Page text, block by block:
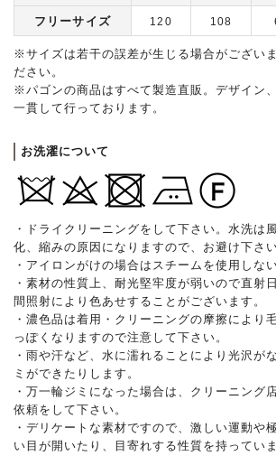
フリーサイズ 120 108
※サイズは若干の誤差が生じる場合がござい
ださい。
※パゴンの商品はすべて製造直販。デザイン
一貫して行っております。
お洗濯について
・ドライクリーニングをして下さい。水洗は
化、縮みの原因になりますので、お避け下さい
・アイロンがけの場合はスチームを使用しな
・素材の性質上、耐光堅牢度が弱いので直射
間照射により色あせすることがございます。
・濃色品は着用・クリーニングの摩擦により
っぽくなりますので注意して下さい。
・雨や汗など、水に濡れることにより光沢が
ミができたりします。
・万一輪ジミになった場合は、クリーニング
依頼をして下さい。
・デリケートな素材ですので、激しい運動や
い目が開いたり、目寄れする性質を持っていま